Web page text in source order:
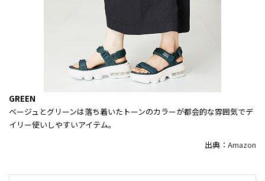
GREEN
ベージュとグリーンは落ち着いたトーンのカラーが都会的な雰囲気でデ
イリー使いしやすいアイテム。
出典： Amazon